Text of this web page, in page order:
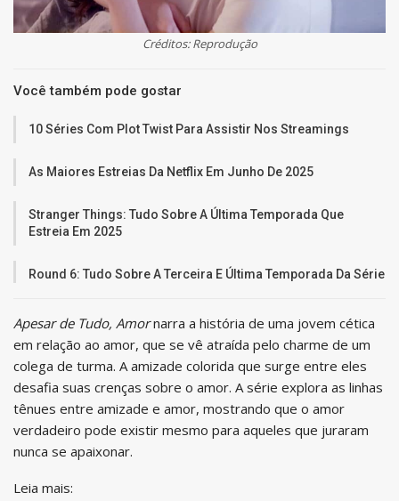
Créditos: Reprodução
Você também pode gostar
10 Séries Com Plot Twist Para Assistir Nos Streamings
As Maiores Estreias Da Netflix Em Junho De 2025
Stranger Things: Tudo Sobre A Última Temporada Que
Estreia Em 2025
Round 6: Tudo Sobre A Terceira E Última Temporada Da Série
Apesar de Tudo, Amornarra a história de uma jovem cética
em relação ao amor, que se vê atraída pelo charme de um
colega de turma. A amizade colorida que surge entre eles
desafia suas crenças sobre o amor. A série explora as linhas
tênues entre amizade e amor, mostrando que o amor
verdadeiro pode existir mesmo para aqueles que juraram
nunca se apaixonar.
Leia mais: